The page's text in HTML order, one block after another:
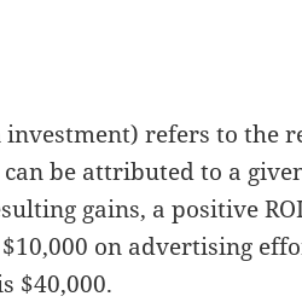
refers to the
be attributed to a
gains, a positive
on advertising
$40,000.